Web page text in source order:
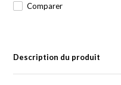
Comparer
Description du produit